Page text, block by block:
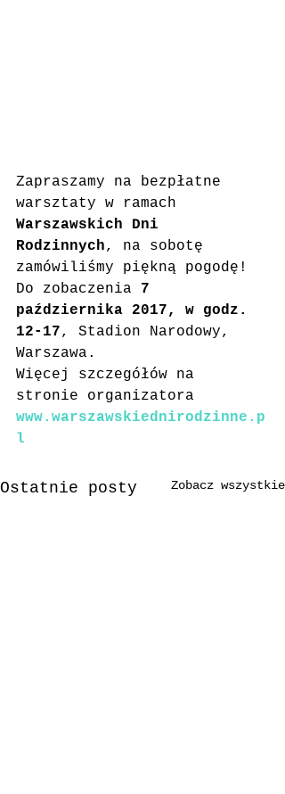
Zapraszamy na bezpłatne
warsztaty w ramach
Warszawskich Dni
Rodzinnych, na sobotę
zamówiliśmy piękną pogodę!
Do zobaczenia 7
października 2017, w godz.
12-17, Stadion Narodowy,
Warszawa.
Więcej szczegółów na
stronie organizatora
www.warszawskiednirodzinne.p
l
Ostatnie posty Zobacz wszystkie